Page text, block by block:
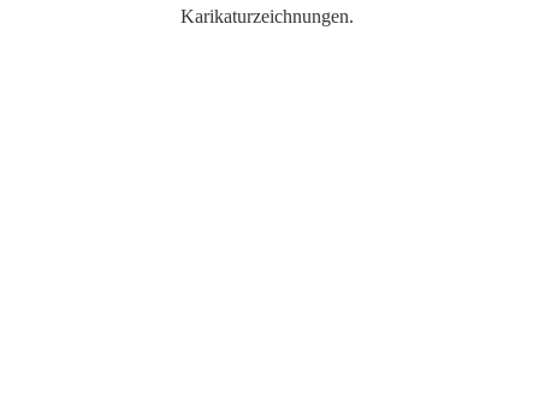
Karikaturzeichnungen.